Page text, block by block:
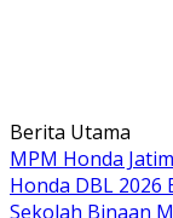
Langsung
ke
konten
Berita Utama
MPM Honda
Honda DBL 2026
Sekolah Binaan